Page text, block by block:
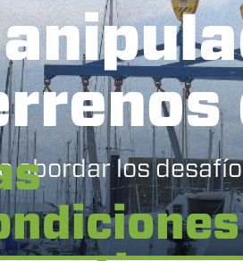
abordar los